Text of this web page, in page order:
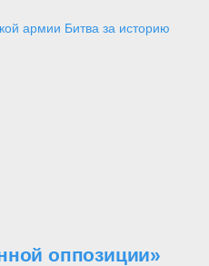
армии Битва за историю
оппозиции»